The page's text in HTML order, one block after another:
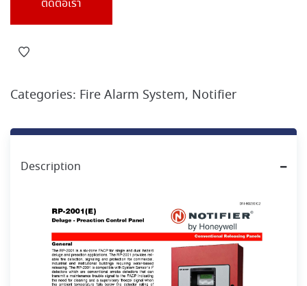
ติดต่อเรา
Categories: Fire Alarm System, Notifier
Description